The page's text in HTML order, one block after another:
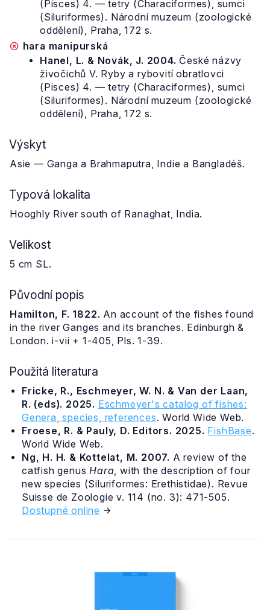
(Pisces) 4. — tetry (Characiformes), sumci
(Siluriformes). Národní muzeum (zoologické
oddělení), Praha, 172 s.
hara manipurská
Hanel, L. & Novák, J. 2004. České názvy
živočichů V. Ryby a rybovití obratlovci
(Pisces) 4. — tetry (Characiformes), sumci
(Siluriformes). Národní muzeum (zoologické
oddělení), Praha, 172 s.
Výskyt
Asie — Ganga a Brahmaputra, Indie a Bangladéš.
Typová lokalita
Hooghly River south of Ranaghat, India.
Velikost
5 cm SL.
Původní popis
Hamilton, F. 1822. An account of the fishes found
in the river Ganges and its branches. Edinburgh &
London. i-vii + 1-405, Pls. 1-39.
Použitá literatura
Fricke, R., Eschmeyer, W. N. & Van der Laan,
R. (eds). 2025. Eschmeyer's catalog of fishes:
Genera, species, references. World Wide Web.
Froese, R. & Pauly, D. Editors. 2025. FishBase.
World Wide Web.
Ng, H. H. & Kottelat, M. 2007. A review of the
catfish genusHara, with the description of four
new species (Siluriformes: Erethistidae). Revue
Suisse de Zoologie v. 114 (no. 3): 471-505.
Dostupné online